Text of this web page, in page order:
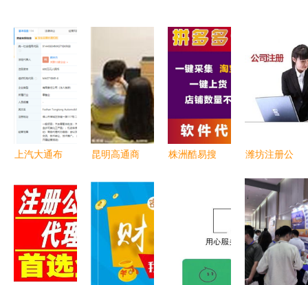
上汽大通布
场 新销售
服务公司落
地，拓展后
市场服务生
态
昆明高通商
一站式企业
服务的专业
伙伴
株洲酷易搜
潍坊注册公
代理公司
商务代理代
办服务全解
析